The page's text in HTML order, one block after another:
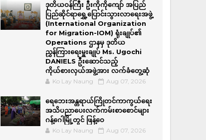
ဒုတိယဝန်ကြီး ဦးကိုကိုကျော် အပြည်
ပြည်ဆိုင်ရာရွှေ့ပြောင်းသွားလာရေးအဖွဲ့
(International Organization
for Migration-IOM) ရုံးချုပ်၏
Operations ဌာနမှ ဒုတိယ
ညွှန်ကြားရေးမှူးချုပ် Ms. Ugochi
DANIELS ဦးဆောင်သည့်
ကိုယ်စားလှယ်အဖွဲ့အား လက်ခံတွေ့ဆုံ
Ko Lay Naung Aug 07, 2026
ရေဘေးအန္တရာယ်ကြိုတင်ကာကွယ်ရေး
အသိပညာပေးလက်ကမ်းစာစောင်များ
ဂန့်ဂေါမြို့တွင် ဖြန့်ဝေ
Ko Lay Naung Aug 07, 2026